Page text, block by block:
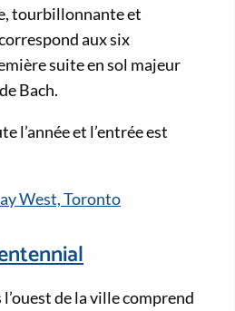
tourbillonnante et
aux six
suite en sol majeur
Bach.
l’année et l’entrée est
West, Toronto
de la ville comprend